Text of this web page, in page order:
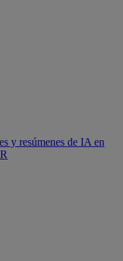
y resúmenes de IA en